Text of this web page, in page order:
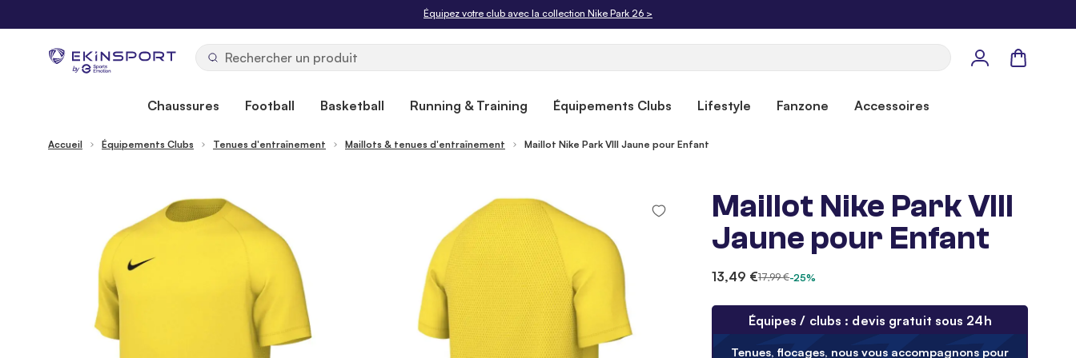
Équipez votre club avec la collection Nike Park 26 >
by
Panier
Chaussures Football Basketball Running & Training Équipements Clubs Lifestyle Fanzone Accessoires
Accueil Équipements Clubs Tenues d'entraînement Maillots & tenues d'entraînement Maillot Nike Park VIII Jaune pour Enfant
Maillot Nike Park VIII
Jaune pour Enfant
13,49 €17,99 €-25%
Équipes / clubs : devis gratuit sous 24h
Tenues, flocages, nous vous accompagnons pour